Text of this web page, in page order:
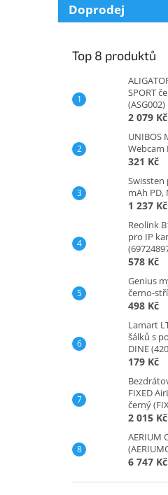
Doprodej
Top 8 produktů
SPORT
(ASG002)
2 079 Kč
UNIBOS
Webcam
321 Kč
Swissten
mAh PD,
1 237 Kč
Reolink
pro IP
578 Kč
Genius
černo-
498 Kč
Lamart
šálků s
DINE
179 Kč
FIXED
černý
2 015 Kč
AERIUM
6 747 Kč